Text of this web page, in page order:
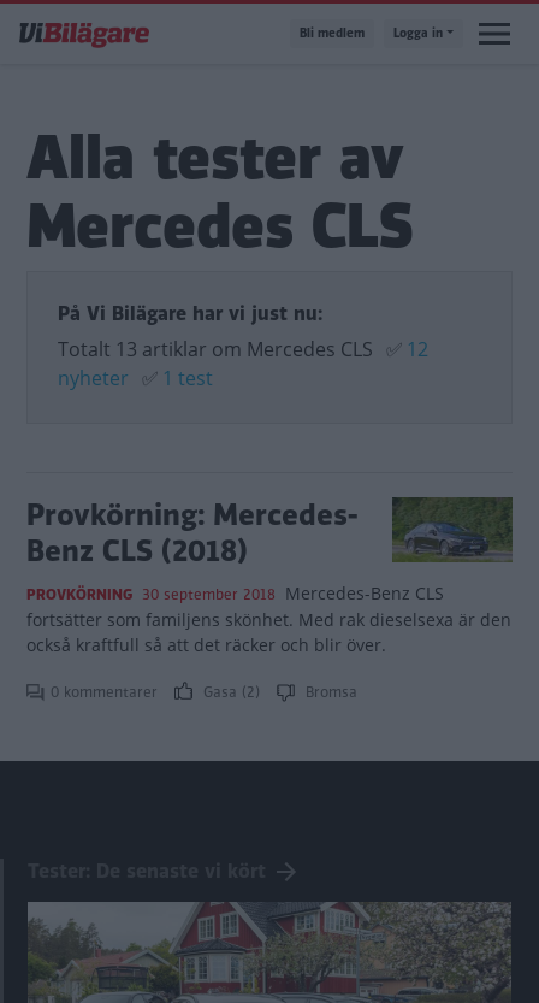
till
Bli medlem Logga in
Alla tester av
Mercedes CLS
På Vi Bilägare har vi just nu:
Totalt 13 artiklar om Mercedes CLS ✅ 12
nyheter ✅ 1 test
Provkörning: Mercedes-
Benz CLS (2018)
PROVKÖRNING 30 september 2018 Mercedes-Benz CLS
fortsätter som familjens skönhet. Med rak dieselsexa är den
också kraftfull så att det räcker och blir över.
0 kommentarer Gasa (2) Bromsa